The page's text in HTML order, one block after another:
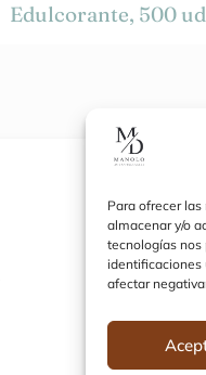
Para ofrecer
almacenar y/o
tecnologías
identificaciones
afectar
Edulcorante, 500
Sitio
Inicio